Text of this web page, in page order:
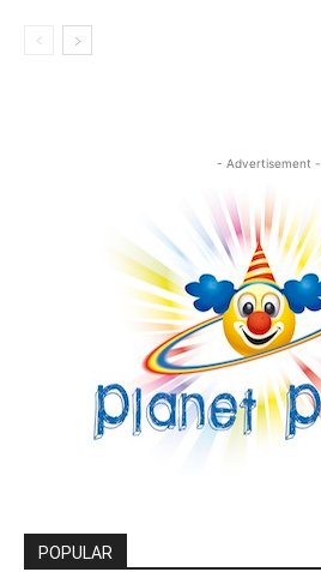
- Advertisement -
POPULAR